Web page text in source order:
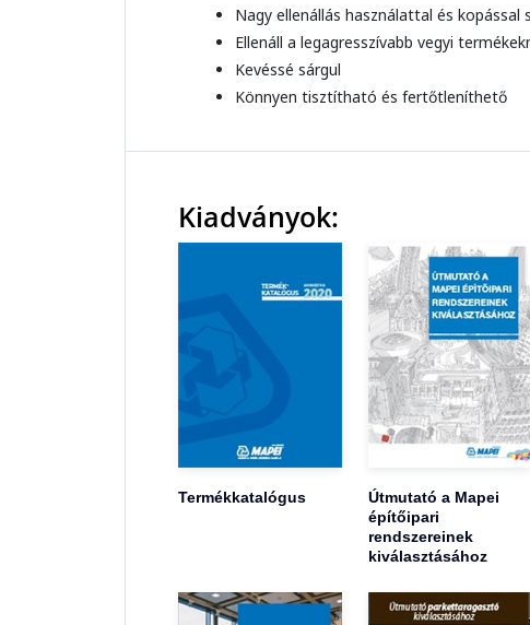
Nagy ellenállás használattal és kopással
Ellenáll a legagresszívabb vegyi
Kevéssé sárgul
Könnyen tisztítható és fertőtleníthető
Kiadványok:
Termékkatalógus
Útmutató a Mapei
építőipari
rendszereinek
kiválasztásához